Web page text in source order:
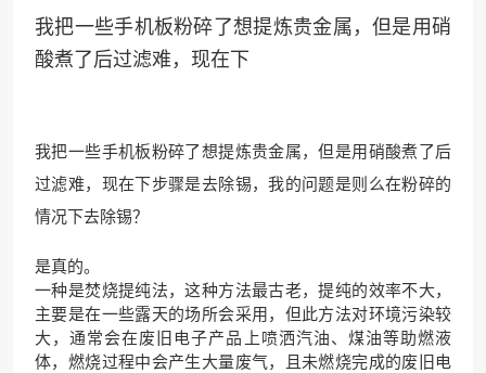
我把一些手机板粉碎了想提炼贵金属，但是用硝
酸煮了后过滤难，现在下
我把一些手机板粉碎了想提炼贵金属，但是用硝酸煮了后
过滤难，现在下步骤是去除锡，我的问题是则么在粉碎的
情况下去除锡？
是真的。
一种是焚烧提纯法，这种方法最古老，提纯的效率不大，
主要是在一些露天的场所会采用，但此方法对环境污染较
大，通常会在废旧电子产品上喷洒汽油、煤油等助燃液
体，燃烧过程中会产生大量废气，且未燃烧完成的废旧电